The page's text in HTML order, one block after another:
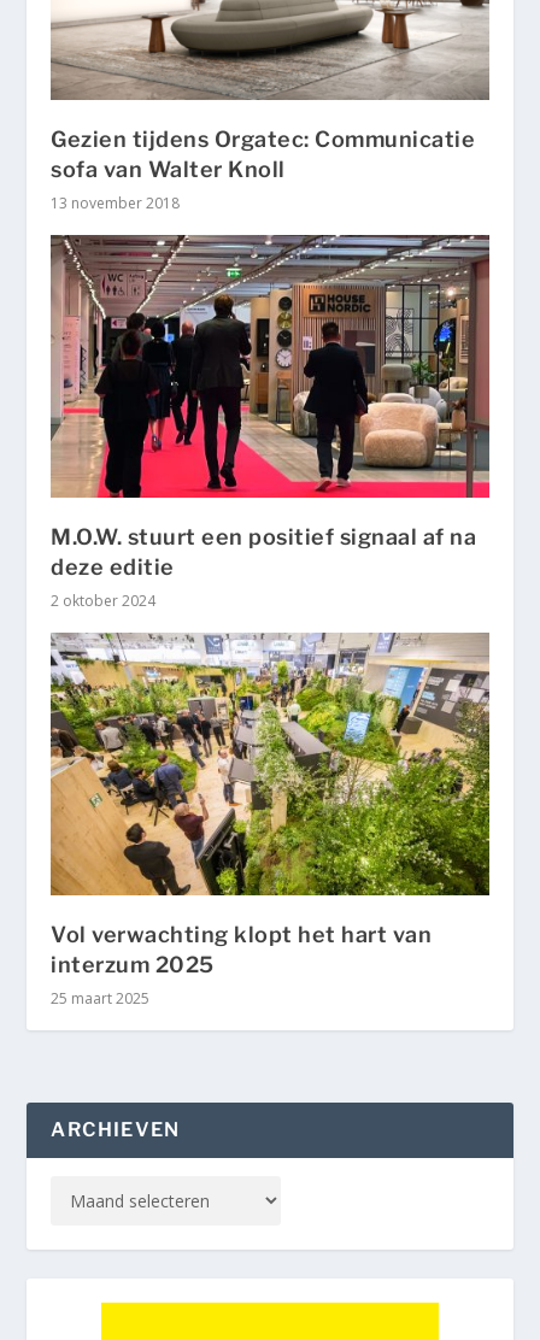
Gezien tijdens Orgatec: Communicatie
sofa van Walter Knoll
13 november 2018
M.O.W. stuurt een positief signaal af na
deze editie
2 oktober 2024
Vol verwachting klopt het hart van
interzum 2025
25 maart 2025
ARCHIEVEN